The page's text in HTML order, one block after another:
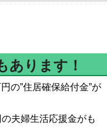
あります！
の”住居確保給付金”が
夫婦生活応援金がも